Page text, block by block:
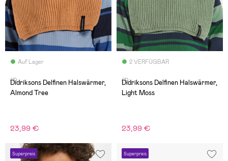
Auf Lager
(1)
Didriksons Delfinen Halswärmer,
Almond Tree
23,99 €
2 VERFÜGBAR
(1)
Didriksons Delfinen Halswärmer,
Light Moss
23,99 €
Superpreis Superpreis